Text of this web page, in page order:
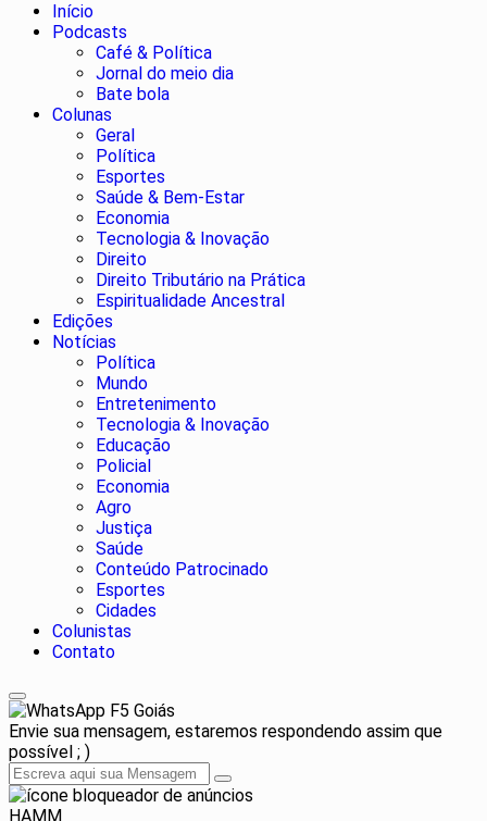
Início
Podcasts
Café & Política
Jornal do meio dia
Bate bola
Colunas
Geral
Política
Esportes
Saúde & Bem-Estar
Economia
Tecnologia & Inovação
Direito
Direito Tributário na Prática
Espiritualidade Ancestral
Edições
Notícias
Política
Mundo
Entretenimento
Tecnologia & Inovação
Educação
Policial
Economia
Agro
Justiça
Saúde
Conteúdo Patrocinado
Esportes
Cidades
Colunistas
Contato
F5 Goiás
Envie sua mensagem, estaremos respondendo assim que
possível ; )
HAMM